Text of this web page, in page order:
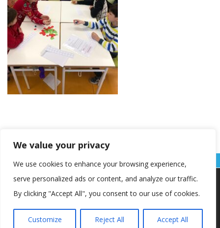
We value your privacy
We use cookies to enhance your browsing experience,
serve personalized ads or content, and analyze our traffic.
By clicking "Accept All", you consent to our use of cookies.
Customize Reject All Accept All
Copyright © OŠ Kajzerica
Koristimo kolačiće kako bismo vam pružili najbolje iskustvo na
našoj web stranici.
Informacije o kolačićima koje koristimo ili opcije za
Prihvaćam